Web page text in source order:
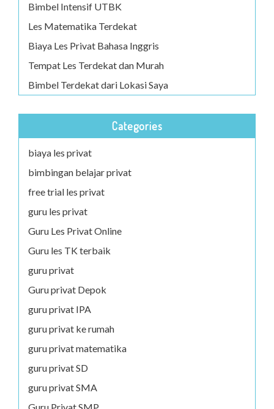
Bimbel Intensif UTBK
Les Matematika Terdekat
Biaya Les Privat Bahasa Inggris
Tempat Les Terdekat dan Murah
Bimbel Terdekat dari Lokasi Saya
Categories
biaya les privat
bimbingan belajar privat
free trial les privat
guru les privat
Guru Les Privat Online
Guru les TK terbaik
guru privat
Guru privat Depok
guru privat IPA
guru privat ke rumah
guru privat matematika
guru privat SD
guru privat SMA